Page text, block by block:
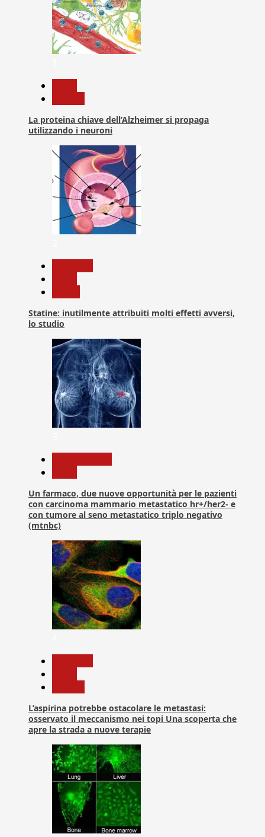
La proteina chiave dell’Alzheimer si propaga
utilizzando i neuroni
Statine: inutilmente attribuiti molti effetti avversi,
lo studio
Un farmaco, due nuove opportunità per le pazienti
con carcinoma mammario metastatico hr+/her2- e
con tumore al seno metastatico triplo negativo
(mtnbc)
L’aspirina potrebbe ostacolare le metastasi:
osservato il meccanismo nei topi Una scoperta che
apre la strada a nuove terapie